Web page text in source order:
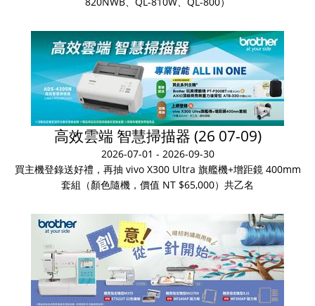
高效雲端 智慧掃描器 (26 07-09)
2026-07-01 - 2026-09-30
買主機登錄送好禮，再抽 vivo X300 Ultra 旗艦機+增距鏡 400mm
套組（顏色隨機，價值 NT $65,000）共乙名